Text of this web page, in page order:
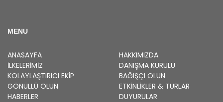
MENU
ANASAYFA
HAKKIMIZDA
İLKELERIMIZ
DANIŞMA KURULU
KOLAYLAŞTIRICI EKIP
BAĞIŞÇI OLUN
GÖNÜLLÜ OLUN
ETKINLIKLER & TURLAR
HABERLER
DUYURULAR